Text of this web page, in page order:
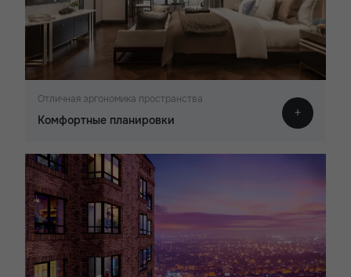
Отличная эргономика пространства
Комфортные планировки